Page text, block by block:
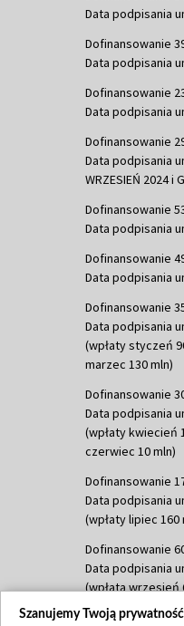
Data podpisania
Dofinansowanie
Data podpisania
Dofinansowanie
Data podpisania
Dofinansowanie
Data podpisania
WRZESIEŃ 2024 i
Dofinansowanie
Data podpisania
Dofinansowanie
Data podpisania
Dofinansowanie
Data podpisania
(wpłaty styczeń
marzec 130 mln)
Dofinansowanie
Data podpisania
(wpłaty kwiecień
czerwiec 10 mln)
Dofinansowanie
Data podpisania
(wpłaty lipiec
Dofinansowanie
Data podpisania
(wpłata wrzesień
Dofinansowanie
Szanujemy Twoją prywatność